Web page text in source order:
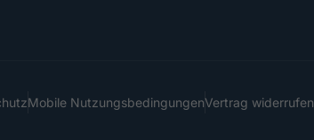
Mobile NutzungsbedingungenVertrag widerrufen